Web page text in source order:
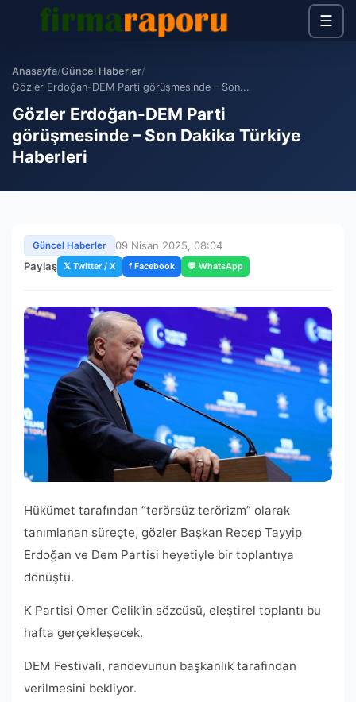
☰
Anasayfa/Güncel Haberler/
Gözler Erdoğan-DEM Parti görüşmesinde – Son...
Gözler Erdoğan-DEM Parti
görüşmesinde – Son Dakika Türkiye
Haberleri
Güncel Haberler
09 Nisan 2025, 08:04
Paylaş 𝕏 Twitter / X f Facebook 💬 WhatsApp
Hükümet tarafından “terörsüz terörizm” olarak
tanımlanan süreçte, gözler Başkan Recep Tayyip
Erdoğan ve Dem Partisi heyetiyle bir toplantıya
dönüştü.
K Partisi Omer Celik’in sözcüsü, eleştirel toplantı bu
hafta gerçekleşecek.
DEM Festivali, randevunun başkanlık tarafından
verilmesini bekliyor.